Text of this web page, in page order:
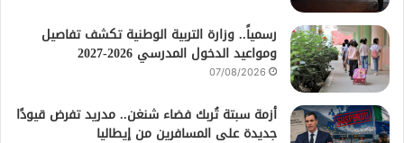
رسمياً.. وزارة التربية الوطنية تكشف تفاصيل
ومواعيد الدخول المدرسي 2026-2027
07/08/2026
أزمة سبتة تُربك فضاء شنغن.. مدريد تفرض قيودًا
جديدة على المسافرين من إيطاليا